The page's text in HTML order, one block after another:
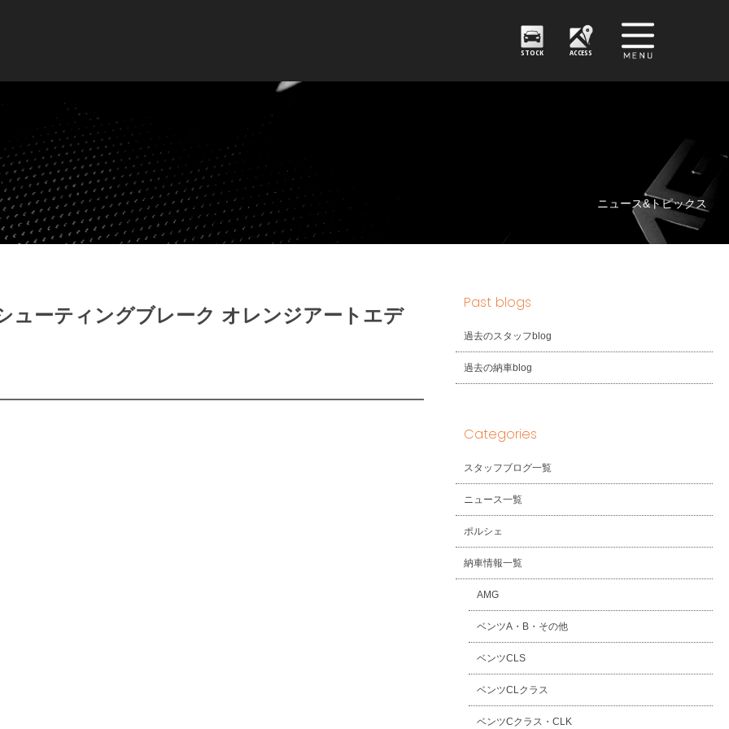
STOCK ACCESS
ニュース&トピックス
ューティングブレーク オレンジアートエデ
Past blogs
過去のスタッフblog
過去の納車blog
Categories
スタッフブログ一覧
ニュース一覧
ポルシェ
納車情報一覧
AMG
ベンツA・B・その他
ベンツCLS
ベンツCLクラス
ベンツCクラス・CLK